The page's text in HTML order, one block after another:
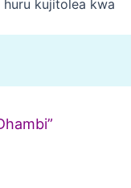
kujitolea kwa